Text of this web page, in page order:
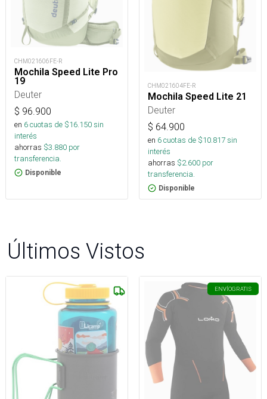
CHM021606FE-R
Mochila Speed Lite Pro
19
Deuter
$ 96.900
en 6cuotas de $16.150sin
interés
ahorras $3.880 por
transferencia.
Disponible
CHM021604FE-R
Mochila Speed Lite 21
Deuter
$ 64.900
en 6cuotas de $10.817sin
interés
ahorras $2.600 por
transferencia.
Disponible
Últimos Vistos
ENVÍOGRATIS